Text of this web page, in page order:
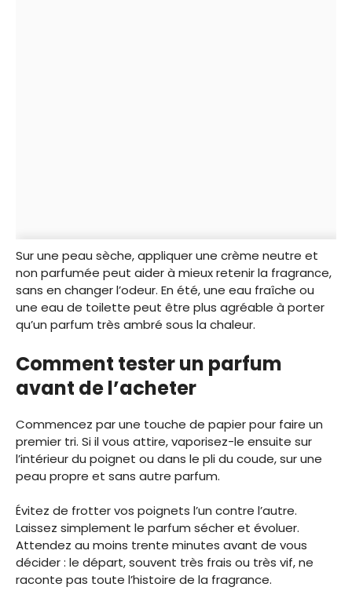
Sur une peau sèche, appliquer une crème neutre et
non parfumée peut aider à mieux retenir la fragrance,
sans en changer l’odeur. En été, une eau fraîche ou
une eau de toilette peut être plus agréable à porter
qu’un parfum très ambré sous la chaleur.
Comment tester un parfum
avant de l’acheter
Commencez par une touche de papier pour faire un
premier tri. Si il vous attire, vaporisez-le ensuite sur
l’intérieur du poignet ou dans le pli du coude, sur une
peau propre et sans autre parfum.
Évitez de frotter vos poignets l’un contre l’autre.
Laissez simplement le parfum sécher et évoluer.
Attendez au moins trente minutes avant de vous
décider : le départ, souvent très frais ou très vif, ne
raconte pas toute l’histoire de la fragrance.